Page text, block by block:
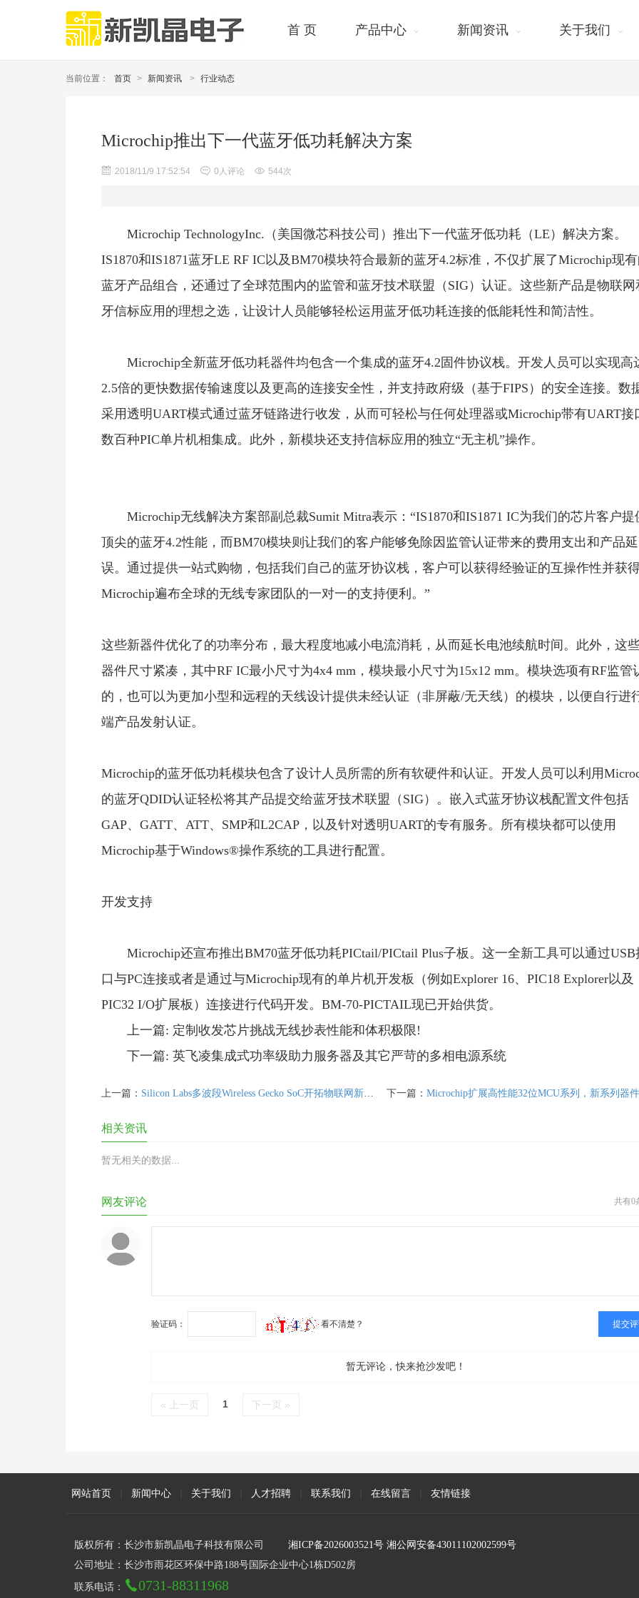
首 页 产品中心 新闻资讯 关于我们
当前位置： 首页 > 新闻资讯 > 行业动态
Microchip推出下一代蓝牙低功耗解决方案
2018/11/9 17:52:54 0人评论 544次
Microchip TechnologyInc.（美国微芯科技公司）推出下一代蓝牙低功耗（LE）解决方案。
IS1870和IS1871蓝牙LE RF IC以及BM70模块符合最新的蓝牙4.2标准，不仅扩展了Microchip现
蓝牙产品组合，还通过了全球范围内的监管和蓝牙技术联盟（SIG）认证。这些新产品是物联网
牙信标应用的理想之选，让设计人员能够轻松运用蓝牙低功耗连接的低能耗性和简洁性。
Microchip全新蓝牙低功耗器件均包含一个集成的蓝牙4.2固件协议栈。开发人员可以实现高
2.5倍的更快数据传输速度以及更高的连接安全性，并支持政府级（基于FIPS）的安全连接。数
采用透明UART模式通过蓝牙链路进行收发，从而可轻松与任何处理器或Microchip带有UART接
数百种PIC单片机相集成。此外，新模块还支持信标应用的独立“无主机”操作。
Microchip无线解决方案部副总裁Sumit Mitra表示：“IS1870和IS1871 IC为我们的芯片客户提
顶尖的蓝牙4.2性能，而BM70模块则让我们的客户能够免除因监管认证带来的费用支出和产品延
误。通过提供一站式购物，包括我们自己的蓝牙协议栈，客户可以获得经验证的互操作性并获
Microchip遍布全球的无线专家团队的一对一的支持便利。”
这些新器件优化了的功率分布，最大程度地减小电流消耗，从而延长电池续航时间。此外，这
器件尺寸紧凑，其中RF IC最小尺寸为4x4 mm，模块最小尺寸为15x12 mm。模块选项有RF监管
的，也可以为更加小型和远程的天线设计提供未经认证（非屏蔽/无天线）的模块，以便自行进
端产品发射认证。
Microchip的蓝牙低功耗模块包含了设计人员所需的所有软硬件和认证。开发人员可以利用
的蓝牙QDID认证轻松将其产品提交给蓝牙技术联盟（SIG）。嵌入式蓝牙协议栈配置文件包括
GAP、GATT、ATT、SMP和L2CAP，以及针对透明UART的专有服务。所有模块都可以使用
Microchip基于Windows®操作系统的工具进行配置。
开发支持
Microchip还宣布推出BM70蓝牙低功耗PICtail/PICtail Plus子板。这一全新工具可以通过USB
口与PC连接或者是通过与Microchip现有的单片机开发板（例如Explorer 16、PIC18 Explorer以及
PIC32 I/O扩展板）连接进行代码开发。BM-70-PICTAIL现已开始供货。
上一篇: 定制收发芯片挑战无线抄表性能和体积极限!
下一篇: 英飞凌集成式功率级助力服务器及其它严苛的多相电源系统
上一篇： Silicon Labs多波段Wireless Gecko SoC开拓物联网新领域 下一篇：Microchip扩展高性能32位MCU系列，新系列器件集成浮点
相关资讯
暂无相关的数据...
共有0
网友评论
验证码： 看不清楚？
暂无评论，快来抢沙发吧！
« 上一页 1 下一页 »
网站首页 新闻中心 关于我们 人才招聘 联系我们 在线留言 友情链接
版权所有：长沙市新凯晶电子科技有限公司
湘ICP备2026003521号 湘公网安备43011102002599号
公司地址：长沙市雨花区环保中路188号国际企业中心1栋D502房
联系电话： 0731-88311968